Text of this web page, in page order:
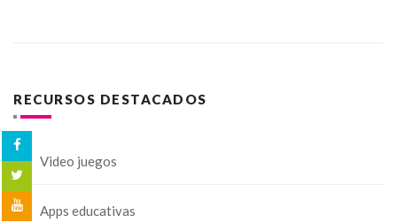
RECURSOS DESTACADOS
Video juegos
Apps educativas